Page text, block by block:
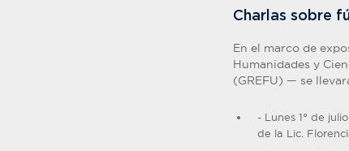
Charlas sobre
En el marco de
Humanidades y
(GREFU) — se
- Lunes 1° de
de la Lic.